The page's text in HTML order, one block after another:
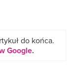
do końca.
Google.